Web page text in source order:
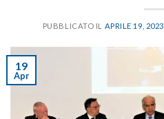
PUBBLICATO IL APRILE 19, 2023
19
Apr